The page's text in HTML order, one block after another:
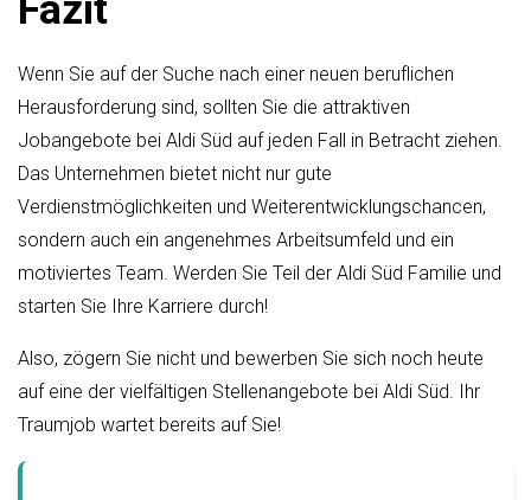
Fazit
Wenn Sie auf der Suche nach einer neuen beruflichen
Herausforderung sind, sollten Sie die attraktiven
Jobangebote bei Aldi Süd auf jeden Fall in Betracht ziehen.
Das Unternehmen bietet nicht nur gute
Verdienstmöglichkeiten und Weiterentwicklungschancen,
sondern auch ein angenehmes Arbeitsumfeld und ein
motiviertes Team. Werden Sie Teil der Aldi Süd Familie und
starten Sie Ihre Karriere durch!
Also, zögern Sie nicht und bewerben Sie sich noch heute
auf eine der vielfältigen Stellenangebote bei Aldi Süd. Ihr
Traumjob wartet bereits auf Sie!